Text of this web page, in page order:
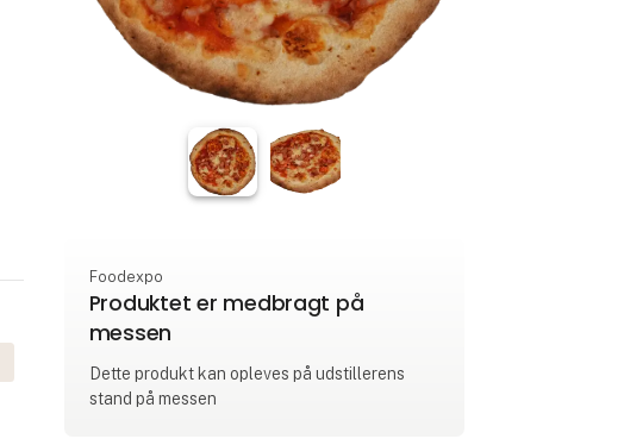
Foodexpo
Produktet er medbragt på
messen
Dette produkt kan opleves på udstillerens
stand på messen